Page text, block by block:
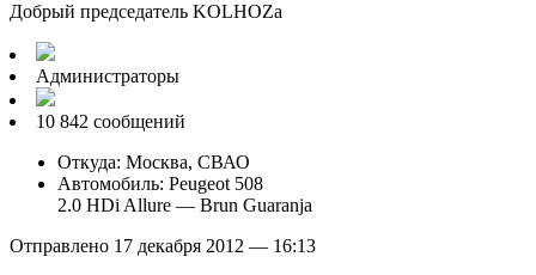
Добрый председатель KOLHOZa
Администраторы
10 842 сообщений
Откуда: Москва, СВАО
Автомобиль: Peugeot 508
2.0 HDi Allure — Brun Guaranja
Отправлено 17 декабря 2012 — 16:13